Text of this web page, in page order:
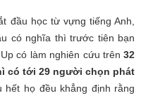
đầu học từ vựng tiếng Anh,
có nghĩa thì trước tiên bạn
có làm nghiên cứu trên32
có tới 29 người chọn phát
hết họ đều khẳng định rằng